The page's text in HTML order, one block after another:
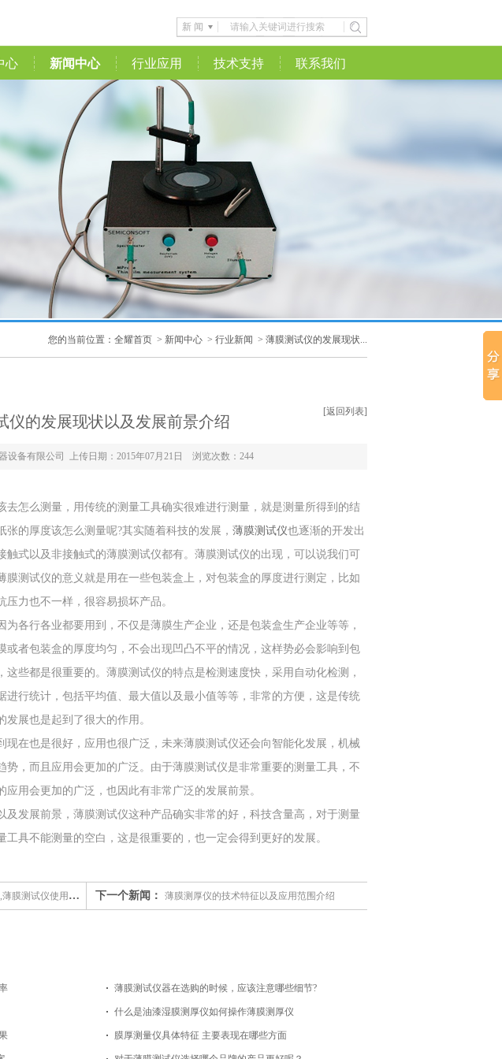
新 闻
心 新闻中心 行业应用 技术支持 联系我们
您的当前位置： 全耀首页 > 新闻中心 > 行业新闻 > 薄膜测试仪的发展现状...
[返回列表]
仪的发展现状以及发展前景介绍
设备有限公司 上传日期：2015年07月21日 浏览次数： 244
怎么测量，用传统的测量工具确实很难进行测量，就是测量所得到的结
的厚度该怎么测量呢?其实随着科技的发展， 薄膜测试仪也逐渐的开发出
触式以及非接触式的薄膜测试仪都有。薄膜测试仪的出现，可以说我们可
膜测试仪的意义就是用在一些包装盒上，对包装盒的厚度进行测定，比如
力也不一样，很容易损坏产品。
行各业都要用到，不仅是薄膜生产企业，还是包装盒生产企业等等，
或者包装盒的厚度均匀，不会出现凹凸不平的情况，这样势必会影响到包
些都是很重要的。薄膜测试仪的特点是检测速度快，采用自动化检测，
进行统计，包括平均值、最大值以及最小值等等，非常的方便，这是传统
展也是起到了很大的作用。
在也是很好，应用也很广泛，未来薄膜测试仪还会向智能化发展，机械
势，而且应用会更加的广泛。由于薄膜测试仪是非常重要的测量工具，不
用会更加的广泛，也因此有非常广泛的发展前景。
发展前景，薄膜测试仪这种产品确实非常的好，科技含量高，对于测量
具不能测量的空白，这是很重要的，也一定会得到更好的发展。
用时要注意哪些问题 下一个新闻： 薄膜测厚仪的技术特征以及应用范围介绍
薄膜测试仪器在选购的时候，应该注意哪些细节?
什么是油漆湿膜测厚仪如何操作薄膜测厚仪
膜厚测量仪具体特征 主要表现在哪些方面